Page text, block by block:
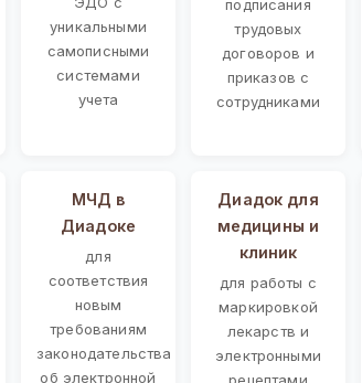
уникальными
самописными
системами
учета
подписания
трудовых
договоров и
приказов с
сотрудниками
МЧД в
Диадоке
для
соответствия
новым
требованиям
законодательства
об электронной
Диадок для
медицины и
клиник
для работы с
маркировкой
лекарств и
электронными